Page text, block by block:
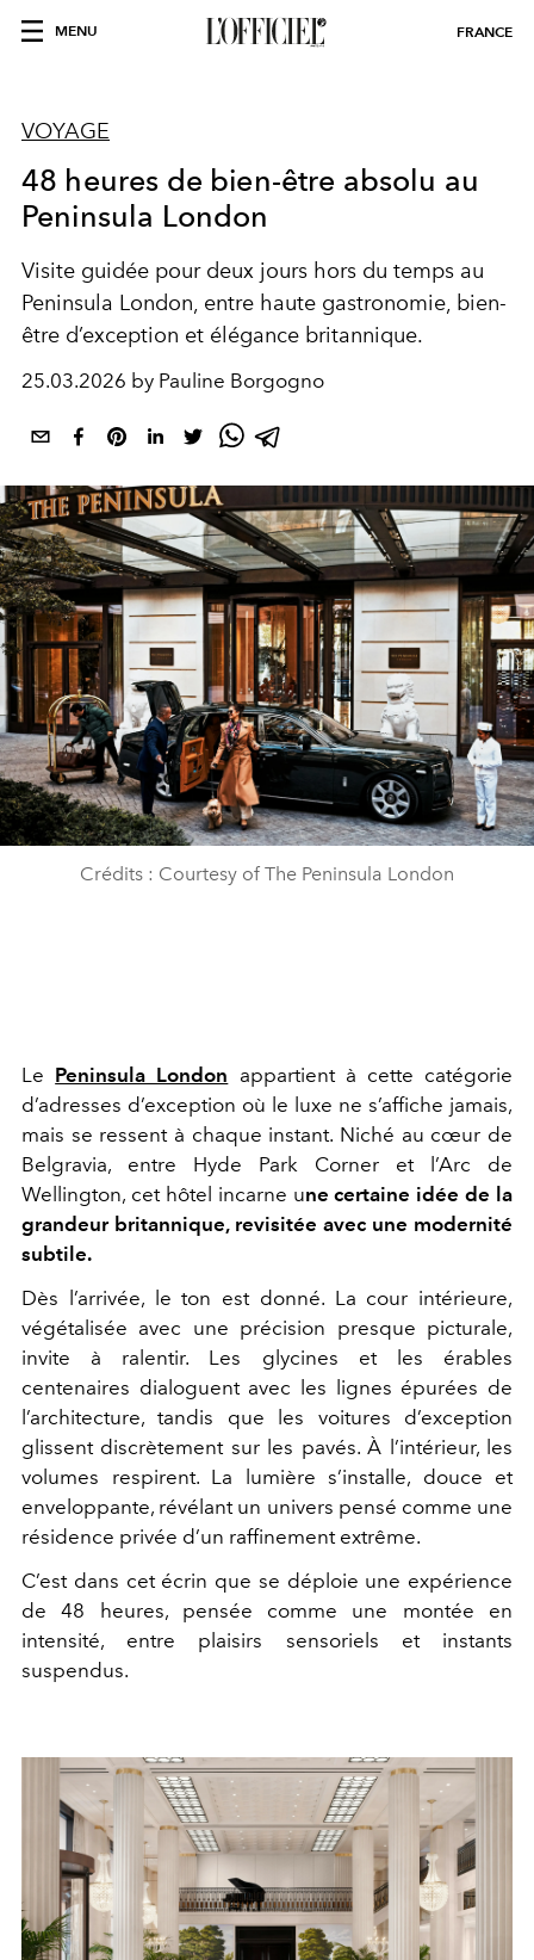
MENU FRANCE
VOYAGE
48 heures de bien-être absolu au
Peninsula London
Visite guidée pour deux jours hors du temps au
Peninsula London, entre haute gastronomie, bien-
être d’exception et élégance britannique.
25.03.2026 by Pauline Borgogno
Crédits : Courtesy of The Peninsula London
Le Peninsula London appartient à cette catégorie
d’adresses d’exception où le luxe ne s’affiche jamais,
mais se ressent à chaque instant. Niché au cœur de
Belgravia, entre Hyde Park Corner et l’Arc de
Wellington, cet hôtel incarne une certaine idée de la
grandeur britannique, revisitée avec une modernité
subtile.
Dès l’arrivée, le ton est donné. La cour intérieure,
végétalisée avec une précision presque picturale,
invite à ralentir. Les glycines et les érables
centenaires dialoguent avec les lignes épurées de
l’architecture, tandis que les voitures d’exception
glissent discrètement sur les pavés. À l’intérieur, les
volumes respirent. La lumière s’installe, douce et
enveloppante, révélant un univers pensé comme une
résidence privée d’un raffinement extrême.
C’est dans cet écrin que se déploie une expérience
de 48 heures, pensée comme une montée en
intensité, entre plaisirs sensoriels et instants
suspendus.